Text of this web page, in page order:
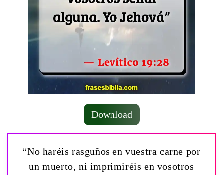
Download
“No haréis rasguños en vuestra carne por
un muerto, ni imprimiréis en vosotros